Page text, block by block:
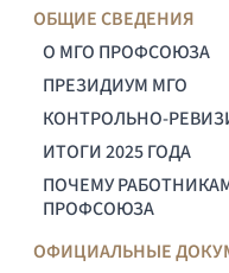
ОБЩИЕ СВЕДЕНИЯ
О МГО ПРОФСОЮЗА
ПРЕЗИДИУМ МГО
КОНТРОЛЬНО-
ИТОГИ 2025 ГОДА
ПОЧЕМУ
ПРОФСОЮЗА
ОФИЦИАЛЬНЫЕ